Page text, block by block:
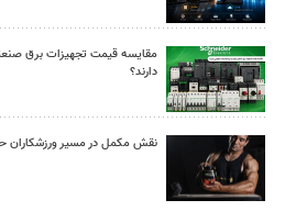
مقایسه قیمت تجهیزات برق
دارند؟
نقش مکمل در مسیر ورزشکاران